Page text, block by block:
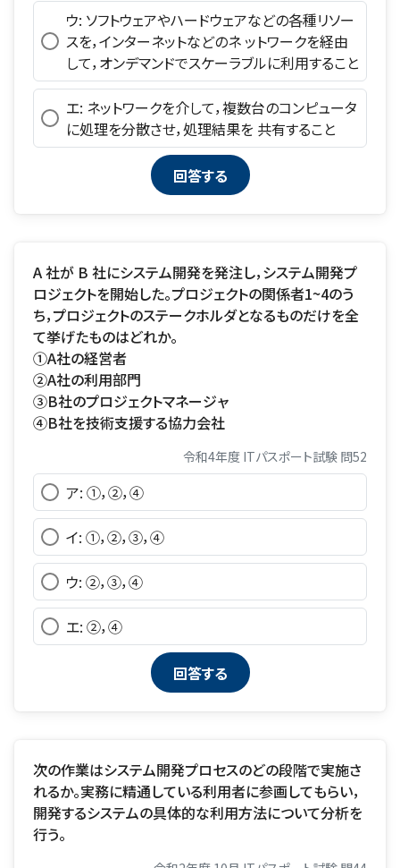
ウ: ソフトウェアやハードウェアなどの各種リソー
スを，インターネットなどのネ ットワークを経由
して，オンデマンドでスケーラブルに利用すること
エ: ネットワークを介して，複数台のコンピュータ
に処理を分散させ，処理結果を 共有すること
A 社が B 社にシステム開発を発注し，システム開発プ
ロジェクトを開始した。プロジェクトの関係者1~4のう
ち，プロジェクトのステークホルダとなるものだけを全
て挙げたものはどれか。
①A社の経営者
②A社の利用部門
③B社のプロジェクトマネージャ
④B社を技術支援する協力会社
令和4年度 ITパスポート試験 問52
ア: ①，②，④
イ: ①，②，③，④
ウ: ②，③，④
エ: ②，④
次の作業はシステム開発プロセスのどの段階で実施さ
れるか。実務に精通している利用者に参画してもらい，
開発するシステムの具体的な利用方法について分析を
行う。